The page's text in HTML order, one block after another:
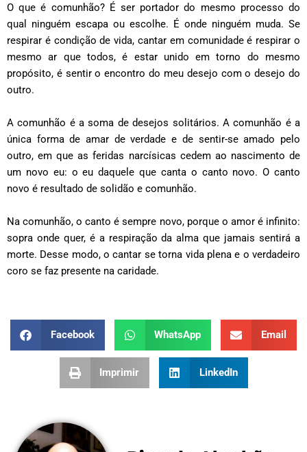
O que é comunhão? É ser portador do mesmo processo do
qual ninguém escapa ou escolhe. É onde ninguém muda. Se
respirar é condição de vida, cantar em comunidade é respirar o
mesmo ar que todos, é estar unido em torno do mesmo
propósito, é sentir o encontro do meu desejo com o desejo do
outro.
A comunhão é a soma de desejos solitários. A comunhão é a
única forma de amar de verdade e de sentir-se amado pelo
outro, em que as feridas narcísicas cedem ao nascimento de
um novo eu: o eu daquele que canta o canto novo. O canto
novo é resultado de solidão e comunhão.
Na comunhão, o canto é sempre novo, porque o amor é infinito:
sopra onde quer, é a respiração da alma que jamais sentirá a
morte. Desse modo, o cantar se torna vida plena e o verdadeiro
coro se faz presente na caridade.
Facebook WhatsApp Email
Imprimir LinkedIn